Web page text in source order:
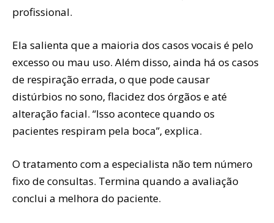
profissional.
Ela salienta que a maioria dos casos vocais é pelo
excesso ou mau uso. Além disso, ainda há os casos
de respiração errada, o que pode causar
distúrbios no sono, flacidez dos órgãos e até
alteração facial. “Isso acontece quando os
pacientes respiram pela boca”, explica.
O tratamento com a especialista não tem número
fixo de consultas. Termina quando a avaliação
conclui a melhora do paciente.